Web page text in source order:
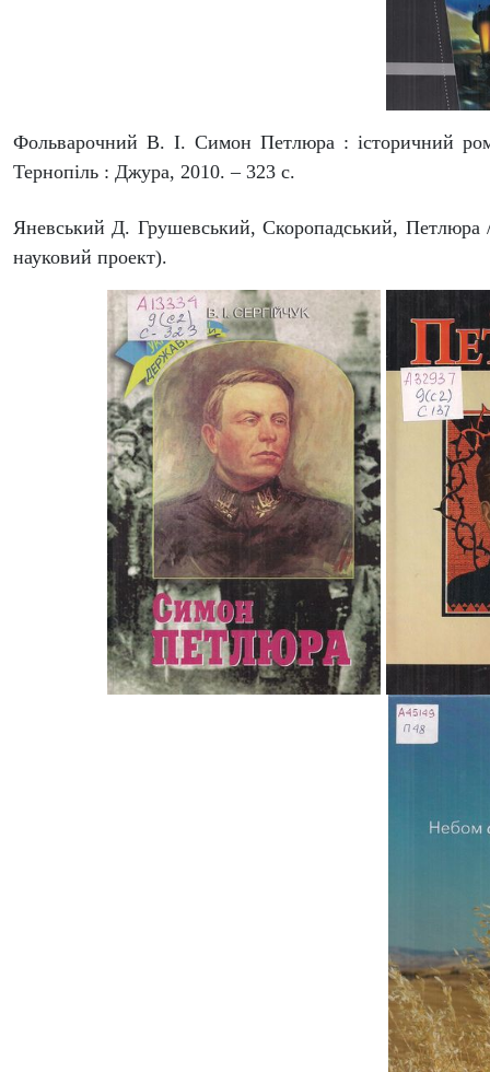
Фольварочний В. І. Симон Петлюра : історичний
Тернопіль : Джура, 2010. – 323 с.
Яневський Д. Грушевський, Скоропадський,
науковий проект).